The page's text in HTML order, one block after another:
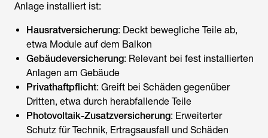
Anlage installiert ist:
Hausratversicherung: Deckt bewegliche Teile ab,
etwa Module auf dem Balkon
Gebäudeversicherung: Relevant bei fest installierten
Anlagen am Gebäude
Privathaftpflicht: Greift bei Schäden gegenüber
Dritten, etwa durch herabfallende Teile
Photovoltaik-Zusatzversicherung: Erweiterter
Schutz für Technik, Ertragsausfall und Schäden